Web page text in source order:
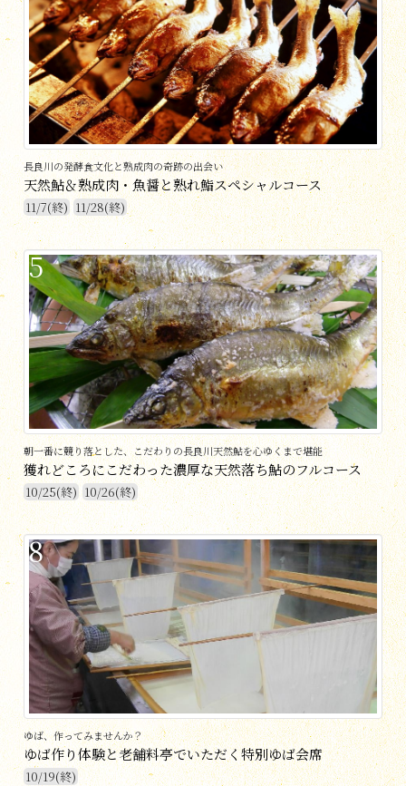
長良川の発酵食文化と熟成肉の奇跡の出会い
天然鮎＆熟成肉・魚醤と熟れ鮨スペシャルコース
11/7(終) 11/28(終)
5
朝一番に競り落とした、こだわりの長良川天然鮎を心ゆくまで堪能
獲れどころにこだわった濃厚な天然落ち鮎のフルコース
10/25(終) 10/26(終)
8
ゆば、作ってみませんか？
ゆば作り体験と老舗料亭でいただく特別ゆば会席
10/19(終)